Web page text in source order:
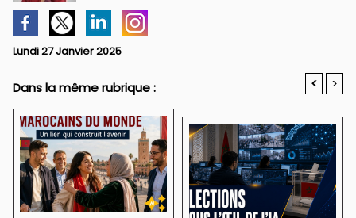
Lundi 27 Janvier 2025
Dans la même rubrique : < >